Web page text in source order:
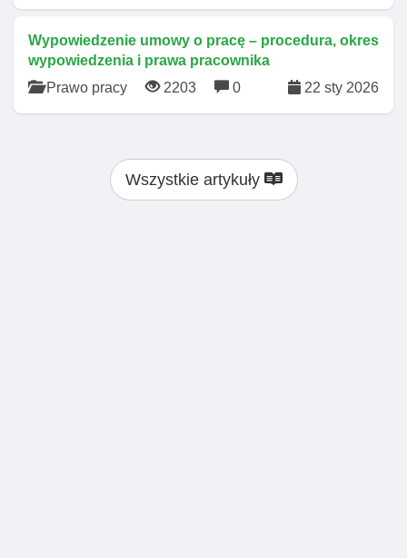
Wypowiedzenie umowy o pracę – procedura, okres
wypowiedzenia i prawa pracownika
Prawo pracy
2203 0 22 sty 2026
Wszystkie artykuły